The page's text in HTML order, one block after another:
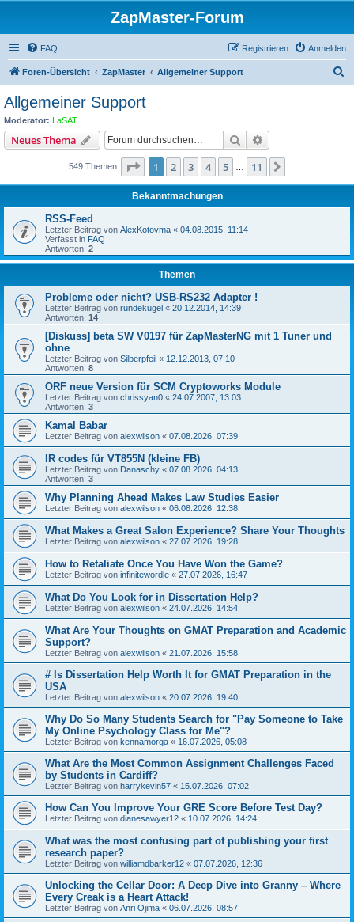
ZapMaster-Forum
FAQ Anmelden
Registrieren
Foren-Übersicht ZapMaster Allgemeiner Support
Allgemeiner Support
Moderator: LaSAT
Neues Thema Suche
549 Themen Seite 1von 11
1 2 3 4 5 11
Bekanntmachungen
RSS-Feed
Letzter Beitrag von AlexKotovma « 04.08.2015, 11:14
Verfasst in FAQ
Antworten: 2
Themen
Probleme oder nicht? USB-RS232 Adapter !
Letzter Beitrag von rundekugel « 20.12.2014, 14:39
Antworten: 14
[Diskuss] beta SW V0197 für ZapMasterNG mit 1 Tuner und
ohne
Letzter Beitrag von Silberpfeil « 12.12.2013, 07:10
Antworten: 8
ORF neue Version für SCM Cryptoworks Module
Letzter Beitrag von chrissyan0 « 24.07.2007, 13:03
Antworten: 3
Kamal Babar
Letzter Beitrag von alexwilson « 07.08.2026, 07:39
IR codes für VT855N (kleine FB)
Letzter Beitrag von Danaschy « 07.08.2026, 04:13
Antworten: 3
Why Planning Ahead Makes Law Studies Easier
Letzter Beitrag von alexwilson « 06.08.2026, 12:38
What Makes a Great Salon Experience? Share Your Thoughts
Letzter Beitrag von alexwilson « 27.07.2026, 19:28
How to Retaliate Once You Have Won the Game?
Letzter Beitrag von infinitewordle « 27.07.2026, 16:47
What Do You Look for in Dissertation Help?
Letzter Beitrag von alexwilson « 24.07.2026, 14:54
What Are Your Thoughts on GMAT Preparation and Academic
Support?
Letzter Beitrag von alexwilson « 21.07.2026, 15:58
# Is Dissertation Help Worth It for GMAT Preparation in the
USA
Letzter Beitrag von alexwilson « 20.07.2026, 19:40
Why Do So Many Students Search for "Pay Someone to Take
My Online Psychology Class for Me"?
Letzter Beitrag von kennamorga « 16.07.2026, 05:08
What Are the Most Common Assignment Challenges Faced
by Students in Cardiff?
Letzter Beitrag von harrykevin57 « 15.07.2026, 07:02
How Can You Improve Your GRE Score Before Test Day?
Letzter Beitrag von dianesawyer12 « 10.07.2026, 14:24
What was the most confusing part of publishing your first
research paper?
Letzter Beitrag von williamdbarker12 « 07.07.2026, 12:36
Unlocking the Cellar Door: A Deep Dive into Granny – Where
Every Creak is a Heart Attack!
Letzter Beitrag von Anri Ojima « 06.07.2026, 08:57